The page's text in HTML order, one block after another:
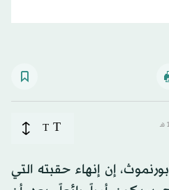
T
T
إن إنهاء حقبته التي